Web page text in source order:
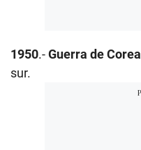
1950.-Guerra de Corea
sur.